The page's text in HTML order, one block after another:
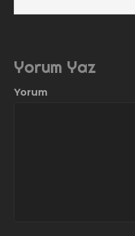
Yorum Yaz
Yorum